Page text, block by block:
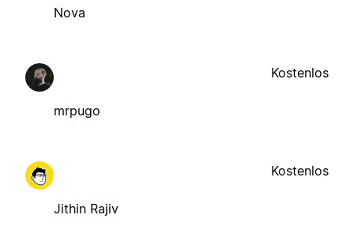
Nova
mrpugo
Kostenlos
Jithin Rajiv
Kostenlos